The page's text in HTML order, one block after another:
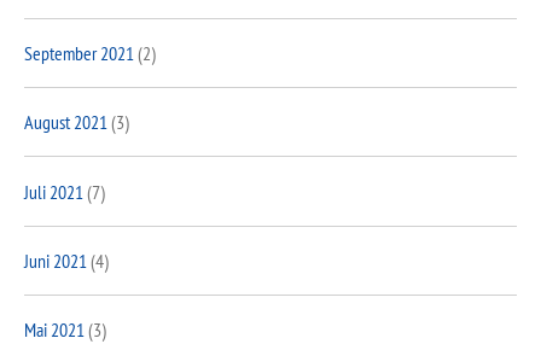
September 2021 (2)
August 2021(3)
Juli 2021 (7)
Juni 2021 (4)
Mai 2021(3)